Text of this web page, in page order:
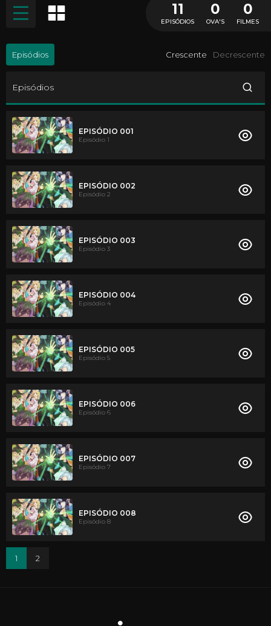
11
EPISÓDIOS
0
OVA'S
0
FILMES
Episódios Crescente Decrescente
Episódios
EPISÓDIO 001
Episódio 1
EPISÓDIO 002
Episódio 2
EPISÓDIO 003
Episódio 3
EPISÓDIO 004
Episódio 4
EPISÓDIO 005
Episódio 5
EPISÓDIO 006
Episódio 6
EPISÓDIO 007
Episódio 7
EPISÓDIO 008
Episódio 8
1 2